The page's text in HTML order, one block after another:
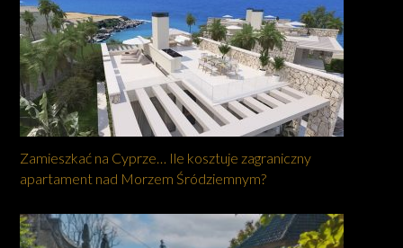
Zamieszkać na Cyprze… Ile kosztuje zagraniczny
apartament nad Morzem Śródziemnym?